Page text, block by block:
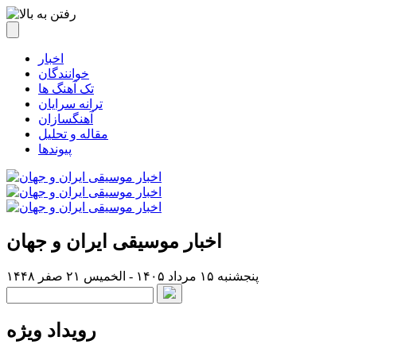
اخبار
خوانندگان
تک آهنگ ها
ترانه سرایان
آهنگسازان
مقاله و تحلیل
پیوندها
اخبار موسیقی ایران و جهان
پنجشنبه ۱۵ مرداد ۱۴۰۵ - الخميس ۲۱ صفر ۱۴۴۸
رویداد ویژه